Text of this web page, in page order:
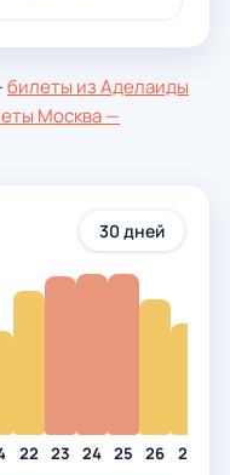
билеты из Аделаиды
Москва —
30 дней
22 23 24 25 26 27